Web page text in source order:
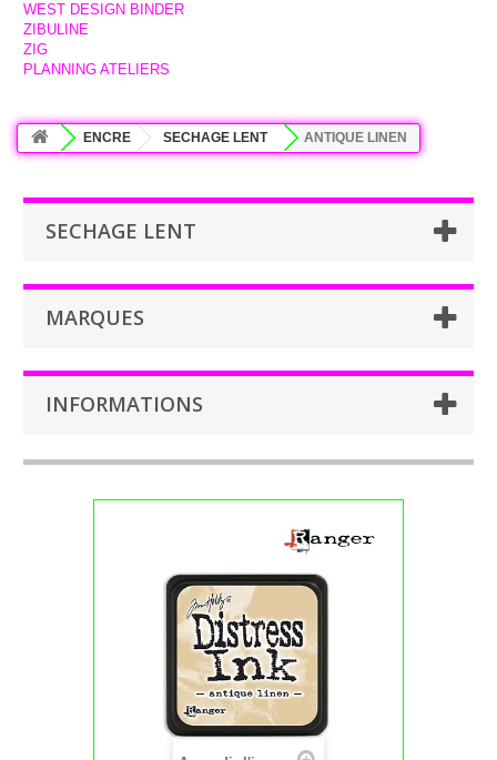
WEST DESIGN BINDER
ZIBULINE
ZIG
PLANNING ATELIERS
ENCRE SECHAGE LENT ANTIQUE LINEN
SECHAGE LENT
MARQUES
INFORMATIONS